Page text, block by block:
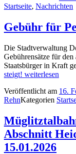
Startseite, Nachrichten
Gebühr für
Die Stadtverwaltung
Gebührensätze für
Staatsbürger in Kraft
steigt! weiterlesen
Veröffentlicht am 16.
RehnKategorien
Abschnitt
15.01.2026